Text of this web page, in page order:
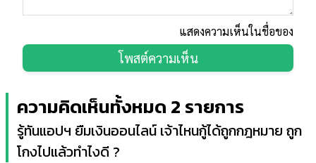
แสดงความเห็นในชื่อของ
โพสต์ความเห็น
ความคิดเห็นทั้งหมด 2 รายการ
รู้ทันแอปฯ ยืมเงินออนไลน์ เจ้าไหนกู้ได้ถูกกฎหมาย ถูก
โกงไปแล้วทำไงดี ?